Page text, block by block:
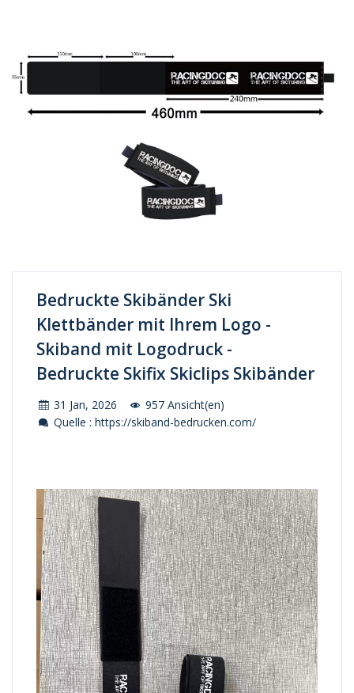
Bedruckte Skibänder Ski
Klettbänder mit Ihrem Logo -
Skiband mit Logodruck -
Bedruckte Skifix Skiclips Skibänder
31 Jan, 2026
957 Ansicht(en)
Quelle : https://skiband-bedrucken.com/